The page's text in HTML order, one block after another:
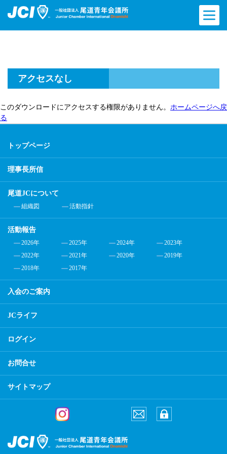
アクセスなし
このダウンロードにアクセスする権限がありません。 ホームページへ戻
る
トップページ
理事長所信
尾道JCについて
組織図 活動指針
活動報告
2026年 2025年 2024年
2023年
2022年
2021年 2020年
2019年
2018年
2017年
入会のご案内
JCライフ
ログイン
お問合せ
サイトマップ